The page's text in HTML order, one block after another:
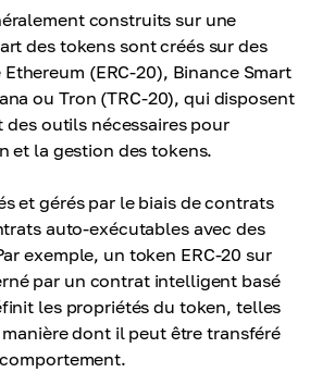
construits sur une
des tokens sont créés sur des
(ERC-20), Binance Smart
ou Tron (TRC-20), qui disposent
outils nécessaires pour
et la gestion des tokens.
et gérés par le biais de contrats
auto-exécutables avec des
exemple, un token ERC-20 sur
par un contrat intelligent basé
les propriétés du token, telles
dont il peut être transféré